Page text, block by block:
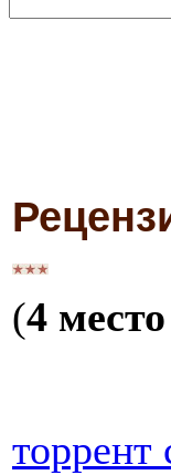
(4 место